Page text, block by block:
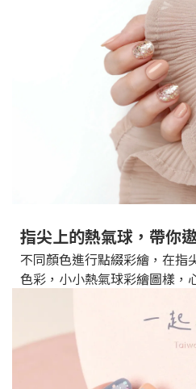
指尖上的熱氣球，帶你
不同顏色進行點綴彩繪，在指
色彩，小小熱氣球彩繪圖樣，